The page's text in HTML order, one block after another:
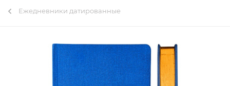
Ежедневники датированные